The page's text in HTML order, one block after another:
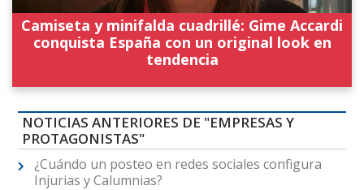
Camiseta y minifalda cuadrillé: Gime Accardi
conquista España con un original look en
tendencia
NOTICIAS ANTERIORES DE "EMPRESAS Y
PROTAGONISTAS"
¿Cuándo un posteo en redes sociales configura
Injurias y Calumnias?